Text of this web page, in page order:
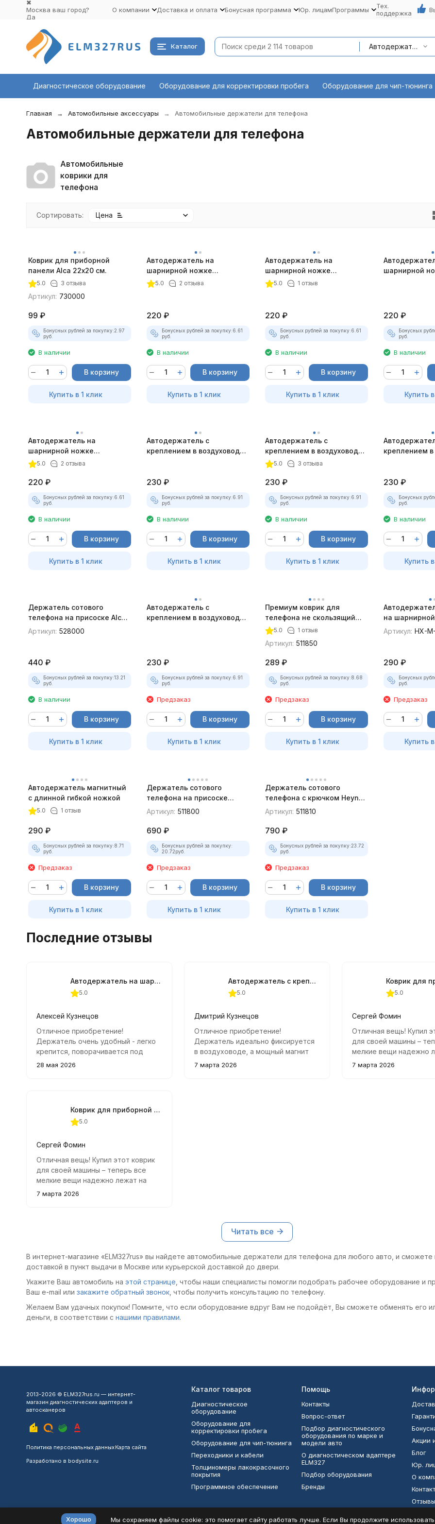
✖
Москва ваш город?
Да
О компании Доставка и оплата Бонусная программа Юр. лицамПрограммы
Тех.
поддержка
Каталог Автодержатели для телефона
Диагностическое оборудование Оборудование для корректировки пробега Оборудование для чип-тюнинга
Главная Автомобильные аксессуары Автомобильные держатели для телефона
Автомобильные держатели для телефона
Автомобильные
коврики для
телефона
Сортировать: Цена
покупателей
Коврик для приборной
панели Alca 22х20 см.
5.0 3 отзыва
Артикул: 730000
99 ₽
Бонусных рублей за покупку:2.97
руб.
В наличии
В корзину
Купить в 1 клик
Автодержатель на
шарнирной ножке
магнитный серебристый
5.0 2 отзыва
220 ₽
Бонусных рублей за покупку:6.61
руб.
В наличии
В корзину
Купить в 1 клик
Автодержатель на
шарнирной ножке
магнитный золотистый
5.0 1 отзыв
220 ₽
Бонусных рублей за покупку:6.61
руб.
В наличии
В корзину
Купить в 1 клик
шарнирной
220 ₽
Бонусных
руб.
В наличии
Купить
Автодержатель на
шарнирной ножке
магнитный красный
5.0 2 отзыва
220 ₽
Бонусных рублей за покупку:6.61
руб.
В наличии
В корзину
Купить в 1 клик
Автодержатель с
креплением в воздуховод
230 ₽
Бонусных рублей за покупку:6.91
руб.
В наличии
В корзину
Купить в 1 клик
Автодержатель с
креплением в воздуховод
магнитный графитовый
5.0 3 отзыва
230 ₽
Бонусных рублей за покупку:6.91
руб.
В наличии
В корзину
Купить в 1 клик
креплением в
230 ₽
Бонусных
руб.
В наличии
Купить
Держатель сотового
телефона на присоске Alca,
56-65 мм
Артикул: 528000
440 ₽
Бонусных рублей за покупку:13.21
руб.
В наличии
В корзину
Купить в 1 клик
Автодержатель с
креплением в воздуховод
230 ₽
Бонусных рублей за покупку:6.91
руб.
Предзаказ
В корзину
Купить в 1 клик
Премиум коврик для
телефона не скользящий
Heyner
5.0 1 отзыв
Артикул: 511850
289 ₽
Бонусных рублей за покупку:8.68
руб.
Предзаказ
В корзину
Купить в 1 клик
на
Артикул: HX-
290 ₽
Бонусных
руб.
Предзаказ
Купить
Автодержатель магнитный
с длинной гибкой ножкой
5.0 1 отзыв
290 ₽
Бонусных рублей за покупку:8.71
руб.
Предзаказ
В корзину
Купить в 1 клик
Держатель сотового
телефона на присоске
Heyner, 35-115 мм
Артикул: 511800
690 ₽
Бонусных рублей за покупку:
20.72руб.
Предзаказ
В корзину
Купить в 1 клик
Держатель сотового
телефона с крючком Heyner,
50-100 мм
Артикул: 511810
790 ₽
Бонусных рублей за покупку:23.72
руб.
Предзаказ
В корзину
Купить в 1 клик
Последние отзывы
Автодержатель на шарнирной ножке магнитный серебристый
5.0
Алексей Кузнецов
Отличное приобретение!
Держатель очень удобный - легко
крепится, поворачивается под
любым углом, а мощный магнит
28 мая 2026
Автодержатель с креплением в воздуховод магнитный графитовый
5.0
Дмитрий Кузнецов
Отличное приобретение!
Держатель идеально фиксируется
в воздуховоде, а мощный магнит
надёжно удерживает телефон
7 марта 2026
5.0
Сергей Фомин
Отличная вещь! Купил
для своей машины –
мелкие вещи надежно
месте. Телефон больше
7 марта 2026
Коврик для приборной панели Alca 22х20 см.
5.0
Сергей Фомин
Отличная вещь! Купил этот коврик
для своей машины – теперь все
мелкие вещи надежно лежат на
месте. Телефон больше не скользит
7 марта 2026
Читать все
В интернет-магазине «ELM327rus» вы найдете автомобильные держатели для телефона для любого авто, и сможете
доставкой в пункт выдачи в Москве или курьерской доставкой до двери.
Укажите Ваш автомобиль на этой странице , чтобы наши специалисты помогли подобрать рабочее оборудование и
Ваш e-mail или закажите обратный звонок, чтобы получить консультацию по телефону.
Желаем Вам удачных покупок! Помните, что если оборудование вдруг Вам не подойдёт, Вы сможете обменять его
деньги, в соответствии с нашими правилами.
2013-2026 © ELM327rus.ru — интернет-
магазин диагностических адаптеров и
автосканеров
Политика персональных данныхКарта сайта
Разработано в bodysite.ru
Каталог товаров
Диагностическое
оборудование
Оборудование для
корректировки пробега
Оборудование для чип-тюнинга
Переходники и кабели
Толщиномеры лакокрасочного
покрытия
Программное обеспечение
Помощь
Контакты
Вопрос-ответ
Подбор диагностического
оборудования по марке и
модели авто
О диагностическом адаптере
ELM327
Подбор оборудования
Бренды
Акции
Блог
Юр.
О
Отзывы
Хорошо Мы сохраняем файлы cookie: это помогает сайту работать лучше. Если Вы продолжите